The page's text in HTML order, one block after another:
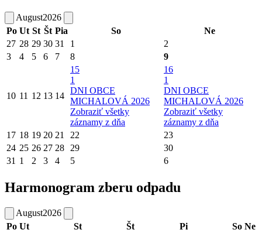
August2026
Po Ut St Št Pia So
Ne
27 28 29 30 31 1
2
3
4 5 6 7 8 9
10 11 12 13 14
15
1
DNI OBCE
MICHALOVÁ 2026
Zobraziť všetky
záznamy z dňa
16
1
DNI OBCE
MICHALOVÁ 2026
Zobraziť všetky
záznamy z dňa
17 18 19 20 21 22
23
24 25 26 27 28 29
30
31 1 2 3 4 5 6
Harmonogram zberu odpadu
August2026
Po Ut St Št Pi So Ne